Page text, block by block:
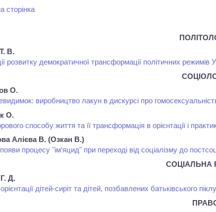
сторінка
В.
розвитку демократичної трансформації політичних режимів
О.
виробництво лакун в дискурсі про
О.
способу життя та її трансформація в орієнтації і
Алієва В. (Озкан В.)
процесу "ім‘яцид" при переході від соціалізму до
СОЦІАЛЬНА
Д.
орієнтації дітей-сиріт та дітей, позбавлених батьківського